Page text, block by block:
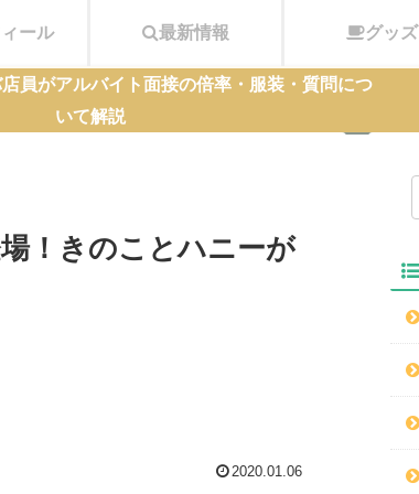
ール 最新情報 グッズ
店員がアルバイト面接の倍率・服装・質問につ
いて解説
！きのことハニーが
2020.01.06